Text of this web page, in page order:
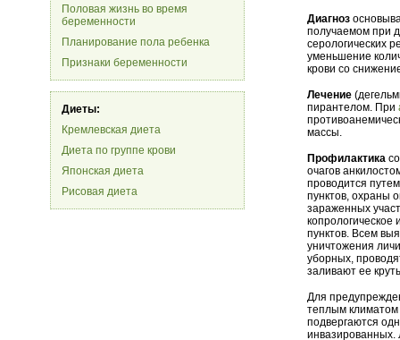
Половая жизнь во время
беременности
Планирование пола ребенка
Признаки беременности
Диеты:
Кремлевская диета
Диета по группе крови
Японская диета
Рисовая диета
Диагноз
получаемом при
серологических
уменьшение
крови со
Лечение
пирантелом. При
массы.
Профилактика
очагов
проводится
пунктов, охраны
зараженных
пунктов. Всем
уничтожения
уборных,
заливают ее
Для
теплым климатом
подвергаются
инвазированных.